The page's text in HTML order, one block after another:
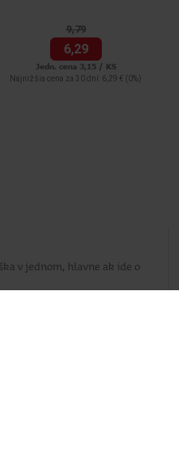
9,79
6,29
Jedn. cena 3,15 / KS
Najnižšia cena za 30 dní: 6,29 € (0%)
v jednom, hlavne ak ide o